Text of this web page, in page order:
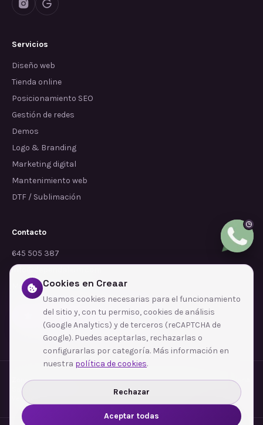
Servicios
Diseño web
Tienda online
Posicionamiento SEO
Gestión de redes
Demos
Logo & Branding
Marketing digital
Mantenimiento web
DTF / Sublimación
Contacto
645 505 387
info@dependalium.com
Mataró (Barcelona)
Déjanos tu reseña en Google
Zonas de cobertura·Barcelona·L'Hospitalet de Llobregat·Terrassa·Badalona
Sabadell
Santa Coloma de Gramenet
Ver todas las zonas →
Cookies en Creaar
Usamos cookies necesarias para el funcionamiento
del sitio y, con tu permiso, cookies de análisis
(Google Analytics) y de terceros (reCAPTCHA de
Google). Puedes aceptarlas, rechazarlas o
configurarlas por categoría. Más información en
nuestra política de cookies.
Rechazar
Aceptar todas